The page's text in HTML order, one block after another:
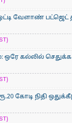
வேளாண் பட்ஜெட்
கல்லில்
கோடி நிதி